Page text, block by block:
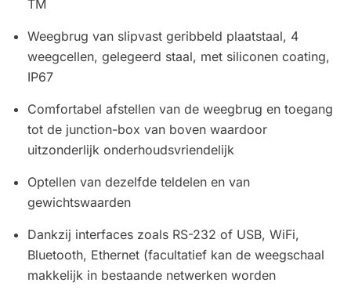
TM
Weegbrug van slipvast geribbeld plaatstaal, 4
weegcellen, gelegeerd staal, met siliconen coating,
IP67
Comfortabel afstellen van de weegbrug en toegang
tot de junction-box van boven waardoor
uitzonderlijk onderhoudsvriendelijk
Optellen van dezelfde teldelen en van
gewichtswaarden
Dankzij interfaces zoals RS-232 of USB, WiFi,
Bluetooth, Ethernet (facultatief kan de weegschaal
makkelijk in bestaande netwerken worden